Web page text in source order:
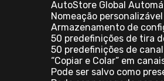
AutoStore Global
Nomeação
Armazenamento de
50 predefinições de tira
50 predefinições de
“Copiar e Colar” em
Pode ser salvo como